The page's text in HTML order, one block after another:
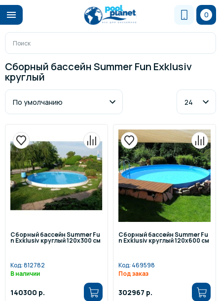
0
Сборный бассейн Summer Fun Exklusiv
круглый
Сборный бассейн Summer Fu
n Exklusiv круглый 120x300 см
Код:812782
В наличии
140300 р.
Сборный бассейн Summer Fu
n Exklusiv круглый 120x600 см
Код: 469598
Под заказ
302967 р.